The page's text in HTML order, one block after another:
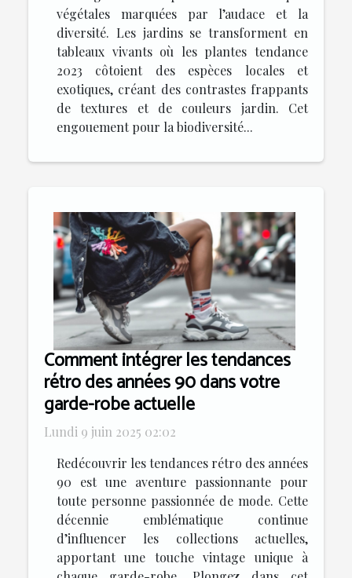
végétales marquées par l’audace et la
diversité. Les jardins se transforment en
tableaux vivants où les plantes tendance
2023 côtoient des espèces locales et
exotiques, créant des contrastes frappants
de textures et de couleurs jardin. Cet
engouement pour la biodiversité...
Comment intégrer les tendances
rétro des années 90 dans votre
garde-robe actuelle
Lundi 9 juin 2025 02:02
Redécouvrir les tendances rétro des années
90 est une aventure passionnante pour
toute personne passionnée de mode. Cette
décennie emblématique continue
d’influencer les collections actuelles,
apportant une touche vintage unique à